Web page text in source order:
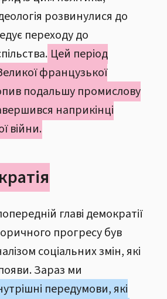
розвинулися до
переходу до
Цей період
французької
подальшу промислову
наприкінці
війни.
главі демократії
прогресу був
соціальних змін, які
Зараз ми
передумови, які